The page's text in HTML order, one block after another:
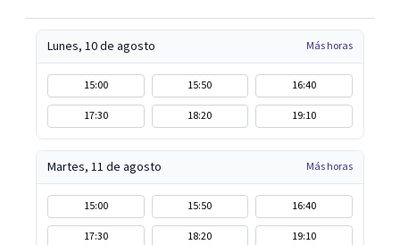
Lunes, 10 de agosto Más horas
15:00 15:50
16:40
17:30
18:20 19:10
Martes, 11 de agosto Más horas
15:00 15:50
16:40
17:30
18:20 19:10